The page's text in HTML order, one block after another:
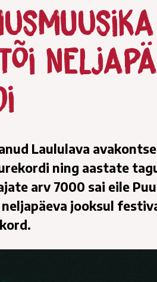
Laululava
ning aastate
arv 7000 sai eile
jooksul